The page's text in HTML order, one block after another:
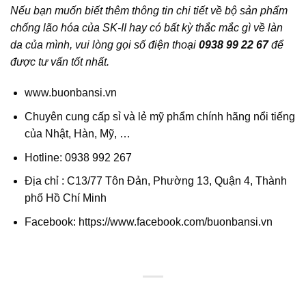
Nếu bạn muốn biết thêm thông tin chi tiết về bộ sản phẩm
chống lão hóa của SK-II hay có bất kỳ thắc mắc gì về làn
da của mình, vui lòng gọi số điện thoại 0938 99 22 67để
được tư vấn tốt nhất.
www.buonbansi.vn
Chuyên cung cấp sỉ và lẻ mỹ phẩm chính hãng nổi tiếng
của Nhật, Hàn, Mỹ, …
Hotline: 0938 992 267
Địa chỉ : C13/77 Tôn Đản, Phường 13, Quận 4, Thành
phố Hồ Chí Minh
Facebook: https://www.facebook.com/buonbansi.vn